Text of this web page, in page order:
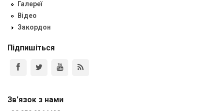
Галереї
Відео
Закордон
Підпишіться
Зв'язок з нами